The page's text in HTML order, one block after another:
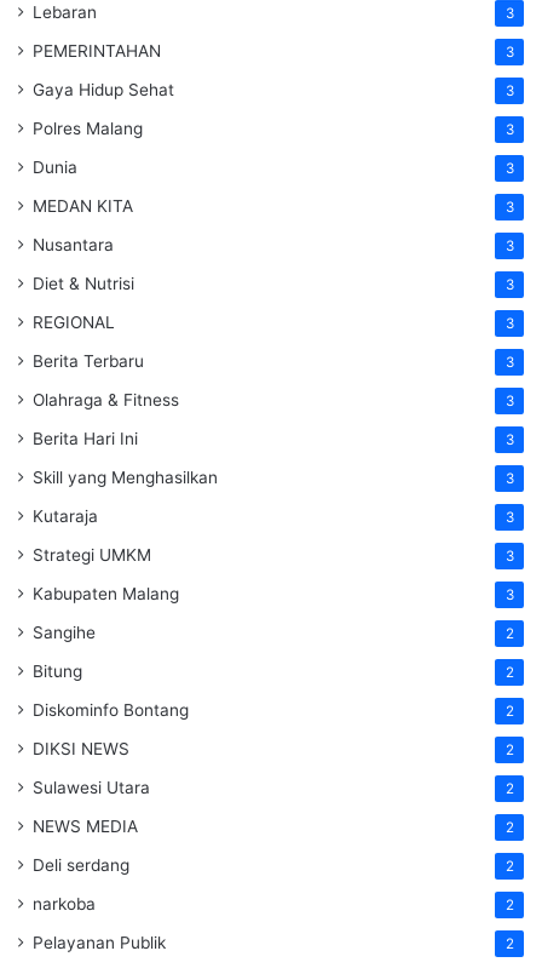
Lebaran 3
PEMERINTAHAN 3
Gaya Hidup Sehat 3
Polres Malang 3
Dunia 3
MEDAN KITA 3
Nusantara 3
Diet & Nutrisi 3
REGIONAL 3
Berita Terbaru 3
Olahraga & Fitness 3
Berita Hari Ini 3
Skill yang Menghasilkan 3
Kutaraja 3
Strategi UMKM 3
Kabupaten Malang 3
Sangihe 2
Bitung 2
Diskominfo Bontang 2
DIKSI NEWS 2
Sulawesi Utara 2
NEWS MEDIA 2
Deli serdang 2
narkoba 2
Pelayanan Publik 2